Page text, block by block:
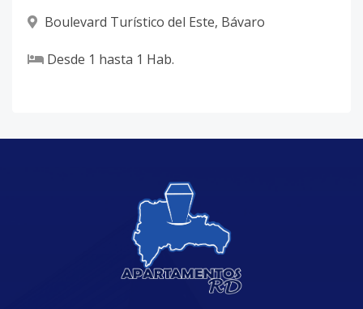
Boulevard Turístico del Este, Bávaro
Desde 1 hasta 1 Hab.